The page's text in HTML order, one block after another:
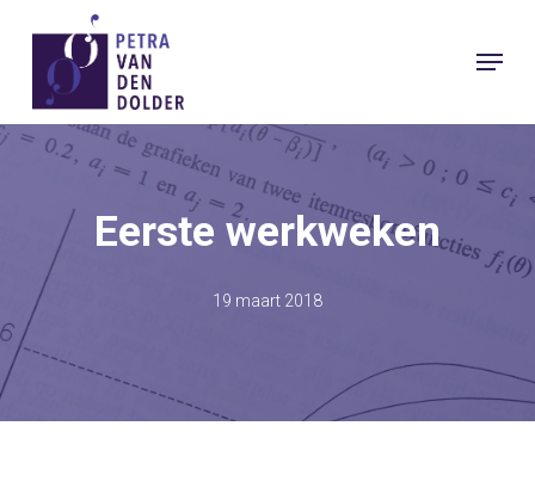
content
Menu
Eerste werkweken
19 maart 2018
Close